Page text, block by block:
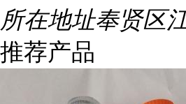
所在地址奉贤区
推荐产品